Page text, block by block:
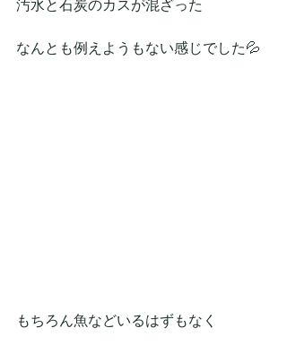
汚水と石炭のカスが混ざった
なんとも例えようもない感じでした💦
もちろん魚などいるはずもなく